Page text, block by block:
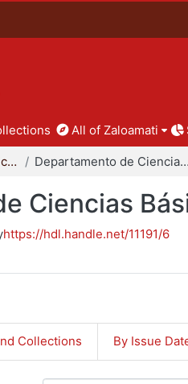
All of Zaloamati
División de Ciencias Básicas e Ingeniería Departamento de Ciencias Básicas
Ciencias
https://hdl.handle.net/11191/6
Collections By Issue